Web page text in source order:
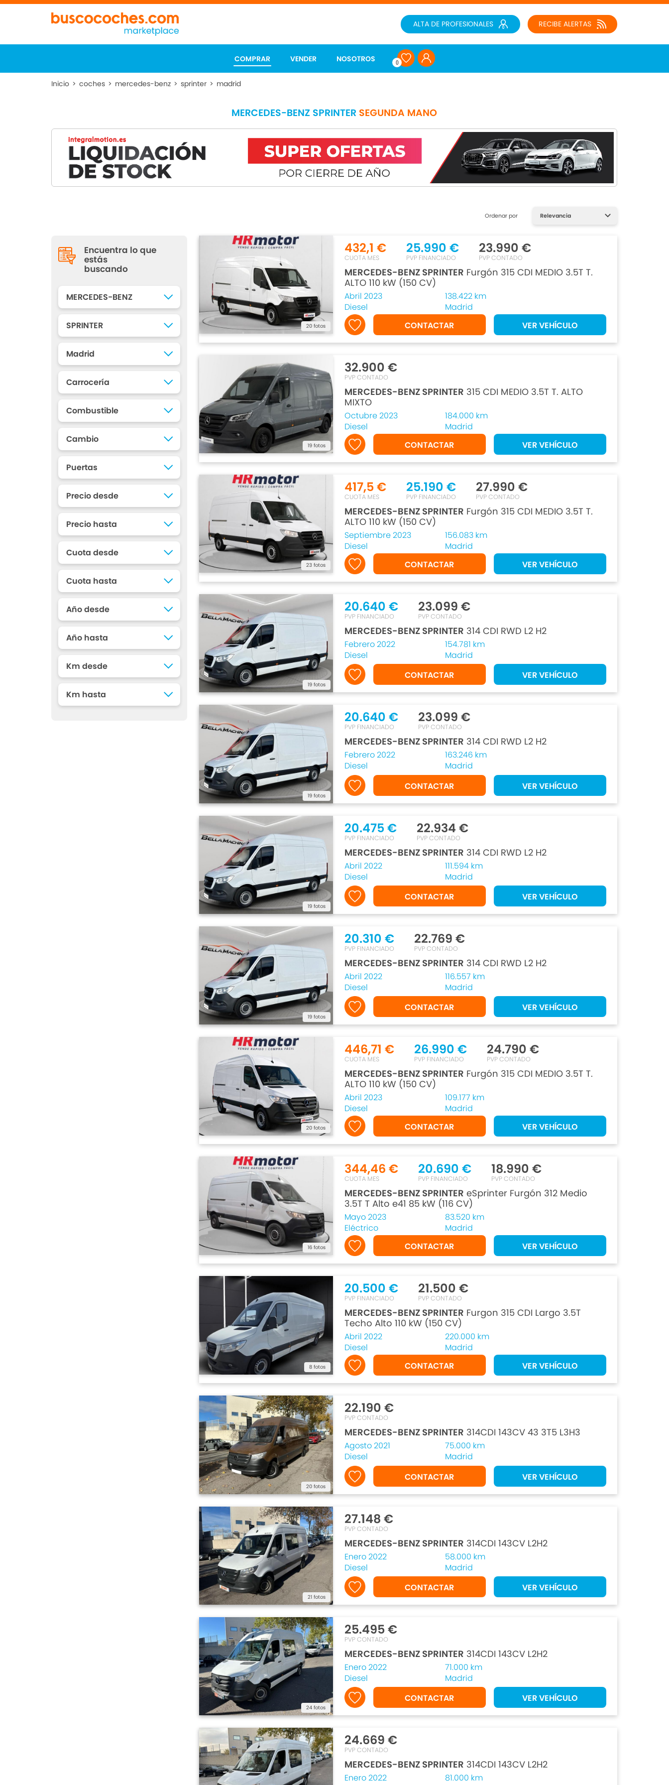
RECIBE ALERTAS
ALTA DE PROFESIONALES
COMPRAR VENDER NOSOTROS 0
Inicio > coches > mercedes-benz > sprinter > madrid
MERCEDES-BENZ SPRINTER SEGUNDA MANO
Encuentra lo que
estás
buscando
Ordenar por
20 fotos
432,1 €
CUOTA MES
25.990 €
PVP FINANCIADO
23.990 €
PVP CONTADO
MERCEDES-BENZ SPRINTER Furgón 315 CDI MEDIO 3.5T T.
ALTO 110 kW (150 CV)
Abril 2023
Diesel
138.422 km
Madrid
CONTACTAR
VER VEHÍCULO
19 fotos
32.900 €
PVP CONTADO
MERCEDES-BENZ SPRINTER 315 CDI MEDIO 3.5T T. ALTO
MIXTO
Octubre 2023
Diesel
184.000 km
Madrid
CONTACTAR
VER VEHÍCULO
23 fotos
417,5 €
CUOTA MES
25.190 €
PVP FINANCIADO
27.990 €
PVP CONTADO
MERCEDES-BENZ SPRINTER Furgón 315 CDI MEDIO 3.5T T.
ALTO 110 kW (150 CV)
Septiembre 2023
Diesel
156.083 km
Madrid
CONTACTAR
VER VEHÍCULO
19 fotos
20.640 €
PVP FINANCIADO
23.099 €
PVP CONTADO
MERCEDES-BENZ SPRINTER 314 CDI RWD L2 H2
Febrero 2022
Diesel
154.781 km
Madrid
CONTACTAR
VER VEHÍCULO
19 fotos
20.640 €
PVP FINANCIADO
23.099 €
PVP CONTADO
MERCEDES-BENZ SPRINTER 314 CDI RWD L2 H2
Febrero 2022
Diesel
163.246 km
Madrid
CONTACTAR
VER VEHÍCULO
19 fotos
20.475 €
PVP FINANCIADO
22.934 €
PVP CONTADO
MERCEDES-BENZ SPRINTER 314 CDI RWD L2 H2
Abril 2022
Diesel
111.594 km
Madrid
CONTACTAR
VER VEHÍCULO
19 fotos
20.310 €
PVP FINANCIADO
22.769 €
PVP CONTADO
MERCEDES-BENZ SPRINTER 314 CDI RWD L2 H2
Abril 2022
Diesel
116.557 km
Madrid
CONTACTAR
VER VEHÍCULO
20 fotos
446,71 €
CUOTA MES
26.990 €
PVP FINANCIADO
24.790 €
PVP CONTADO
MERCEDES-BENZ SPRINTER Furgón 315 CDI MEDIO 3.5T T.
ALTO 110 kW (150 CV)
Abril 2023
Diesel
109.177 km
Madrid
CONTACTAR
VER VEHÍCULO
16 fotos
344,46 €
CUOTA MES
20.690 €
PVP FINANCIADO
18.990 €
PVP CONTADO
MERCEDES-BENZ SPRINTER eSprinter Furgón 312 Medio
3.5T T Alto e41 85 kW (116 CV)
Mayo 2023
Eléctrico
83.520 km
Madrid
CONTACTAR
VER VEHÍCULO
8 fotos
20.500 €
PVP FINANCIADO
21.500 €
PVP CONTADO
MERCEDES-BENZ SPRINTER Furgon 315 CDI Largo 3.5T
Techo Alto 110 kW (150 CV)
Abril 2022
Diesel
220.000 km
Madrid
CONTACTAR
VER VEHÍCULO
20 fotos
22.190 €
PVP CONTADO
MERCEDES-BENZ SPRINTER 314CDI 143CV 43 3T5 L3H3
Agosto 2021
Diesel
75.000 km
Madrid
CONTACTAR
VER VEHÍCULO
21 fotos
27.148 €
PVP CONTADO
MERCEDES-BENZ SPRINTER 314CDI 143CV L2H2
Enero 2022
Diesel
58.000 km
Madrid
CONTACTAR
VER VEHÍCULO
24 fotos
25.495 €
PVP CONTADO
MERCEDES-BENZ SPRINTER 314CDI 143CV L2H2
Enero 2022
Diesel
71.000 km
Madrid
CONTACTAR
VER VEHÍCULO
24.669 €
PVP CONTADO
MERCEDES-BENZ SPRINTER 314CDI 143CV L2H2
Enero 2022
81.000 km